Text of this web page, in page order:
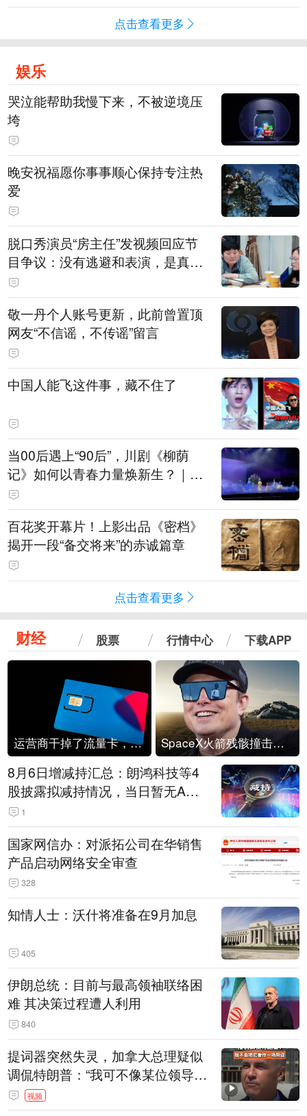
点击查看更多
娱乐
哭泣能帮助我慢下来，不被逆境压
垮
晚安祝福愿你事事顺心保持专注热
爱
脱口秀演员“房主任”发视频回应节
目争议：没有逃避和表演，是真心
在节目中求解决方法，请求大家别
骂自己女儿
敬一丹个人账号更新，此前曾置顶
网友“不信谣，不传谣”留言
中国人能飞这件事，藏不住了
当00后遇上“90后”，川剧《柳荫
记》如何以青春力量焕新生？｜文
化观察
百花奖开幕片！上影出品《密档》
揭开一段“备交将来”的赤诚篇章
点击查看更多
财经 股票 行情中心 下载APP
运营商干掉了流量卡，他们真的玩不起了 SpaceX火箭残骸撞击月球
8月6日增减持汇总：朗鸿科技等4
股披露拟减持情况，当日暂无A股
公司披露拟增持情况（表）
1
国家网信办：对派拓公司在华销售
产品启动网络安全审查
328
知情人士：沃什将准备在9月加息
405
伊朗总统：目前与最高领袖联络困
难 其决策过程遭人利用
840
提词器突然失灵，加拿大总理疑似
调侃特朗普：“我可不像某位领导
人，把这当成一场阴谋”，全场哄笑
视频